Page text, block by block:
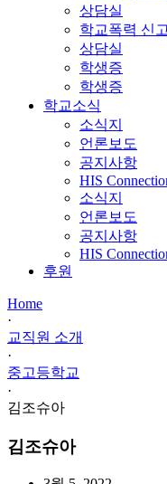
상담실
학교폭력 신고
상담실
학생증
학생증
학교소식
소식지
언론보도
공지사항
HIS
소식지
언론보도
공지사항
HIS
후원
Home
·
교직원 소개
·
중고등학교
·
김조슈아
김조슈아